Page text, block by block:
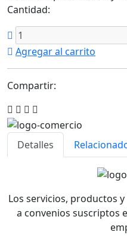
Cantidad:
Agregar al carrito
Compartir:
Detalles
Los servicios, productos
a convenios suscriptos